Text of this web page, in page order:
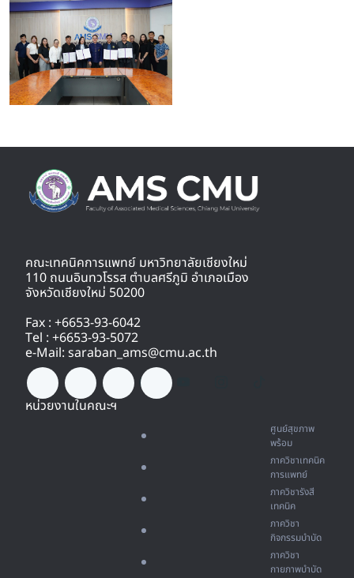
คณะเทคนิคการแพทย์ มหาวิทยาลัยเชียงใหม่
110 ถนนอินทวโรรส ตำบลศรีภูมิ อำเภอเมือง
จังหวัดเชียงใหม่ 50200
Fax : +6653-93-6042
Tel : +6653-93-5072
e-Mail: saraban_ams@cmu.ac.th
หน่วยงานในคณะฯ
ศูนย์สุขภาพ
พร้อม
ภาควิชาเทคนิค
การแพทย์
ภาควิชารังสี
เทคนิค
ภาควิชา
กิจกรรมบำบัด
ภาควิชา
กายภาพบำบัด